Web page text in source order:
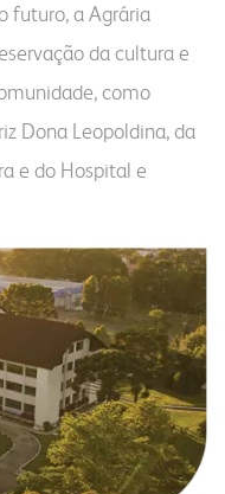
colaborador
voltar para inicial
futuro, a Agrária
da cultura e
como
Dona Leopoldina, da
e do Hospital e